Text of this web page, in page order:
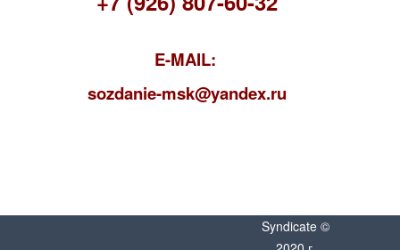
E-MAIL:
sozdanie-msk@yandex.ru
Syndicate ©